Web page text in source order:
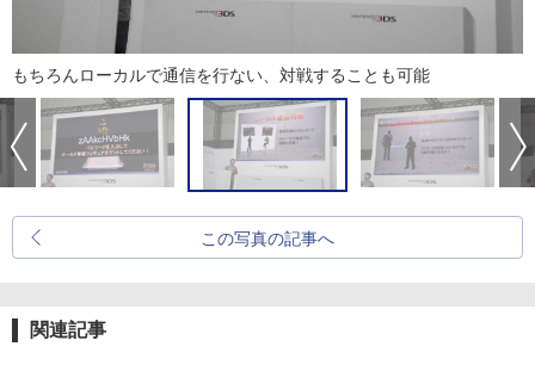
もちろんローカルで通信を行ない、対戦することも可能
この写真の記事へ
関連記事